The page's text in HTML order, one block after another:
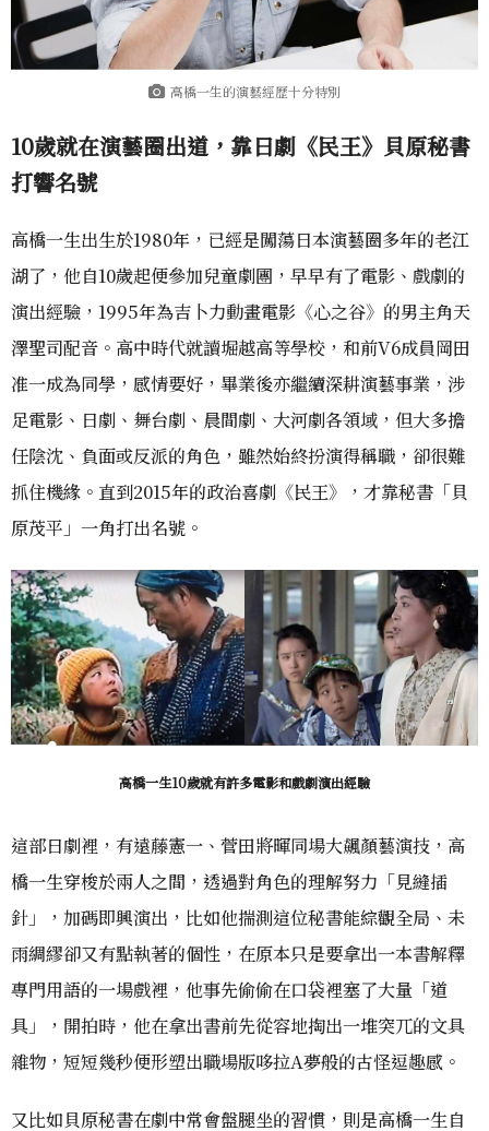
高橋一生的演藝經歷十分特別
10歲就在演藝圈出道，靠日劇《民王》貝原秘書
打響名號
高橋一生出生於1980年，已經是闖蕩日本演藝圈多年的老江
湖了，他自10歲起便參加兒童劇團，早早有了電影、戲劇的
演出經驗，1995年為吉卜力動畫電影《心之谷》的男主角天
澤聖司配音。高中時代就讀堀越高等學校，和前V6成員岡田
准一成為同學，感情要好，畢業後亦繼續深耕演藝事業，涉
足電影、日劇、舞台劇、晨間劇、大河劇各領域，但大多擔
任陰沈、負面或反派的角色，雖然始終扮演得稱職，卻很難
抓住機緣。直到2015年的政治喜劇《民王》，才靠秘書「貝
原茂平」一角打出名號。
高橋一生10歲就有許多電影和戲劇演出經驗
這部日劇裡，有遠藤憲一、菅田將暉同場大飆顏藝演技，高
橋一生穿梭於兩人之間，透過對角色的理解努力「見縫插
針」，加碼即興演出，比如他揣測這位秘書能綜觀全局、未
雨綢繆卻又有點執著的個性，在原本只是要拿出一本書解釋
專門用語的一場戲裡，他事先偷偷在口袋裡塞了大量「道
具」，開拍時，他在拿出書前先從容地掏出一堆突兀的文具
雜物，短短幾秒便形塑出職場版哆拉A夢般的古怪逗趣感。
又比如貝原秘書在劇中常會盤腿坐的習慣，則是高橋一生自